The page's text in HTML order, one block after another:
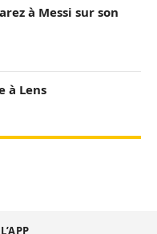
à Messi sur son
à Lens